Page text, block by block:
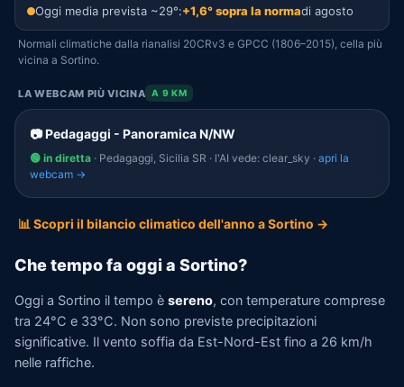
Oggi media prevista ~29°:+1,6° sopra la normadi agosto
Normali climatiche dalla rianalisi 20CRv3 e GPCC (1806–2015), cella più
vicina a Sortino.
LA WEBCAM PIÙ VICINA A 9 KM
📷 Pedagaggi - Panoramica N/NW
🟢 in diretta · Pedagaggi, Sicilia SR · l'AI vede: clear_sky · apri la
webcam →
📊 Scopri il bilancio climatico dell'anno a Sortino →
Che tempo fa oggi a Sortino?
Oggi a Sortino il tempo è sereno, con temperature comprese
tra 24°C e 33°C. Non sono previste precipitazioni
significative. Il vento soffia da Est-Nord-Est fino a 26 km/h
nelle raffiche.